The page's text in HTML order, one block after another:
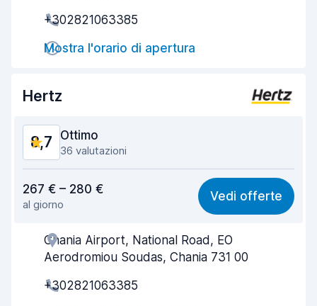
Rapidità del ritiro
Rapidità della riconsegna
9,1
+302821063385
Mostra l'orario di apertura
Hertz
8,7 Ottimo
36 valutazioni
7,8
Facile da trovare 9,1
Gentilezza degli agenti
267 € – 280 €
al giorno
Vedi offerte
Chania Airport, National Road, EO
Aerodromiou Soudas, Chania 731 00
+302821063385